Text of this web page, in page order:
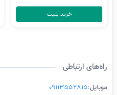
خرید بلیت
راه‌های ارتباطی
موبایل:
09113552815